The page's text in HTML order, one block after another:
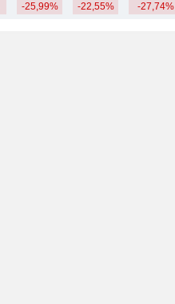
-25,99% -22,55% -27,74%